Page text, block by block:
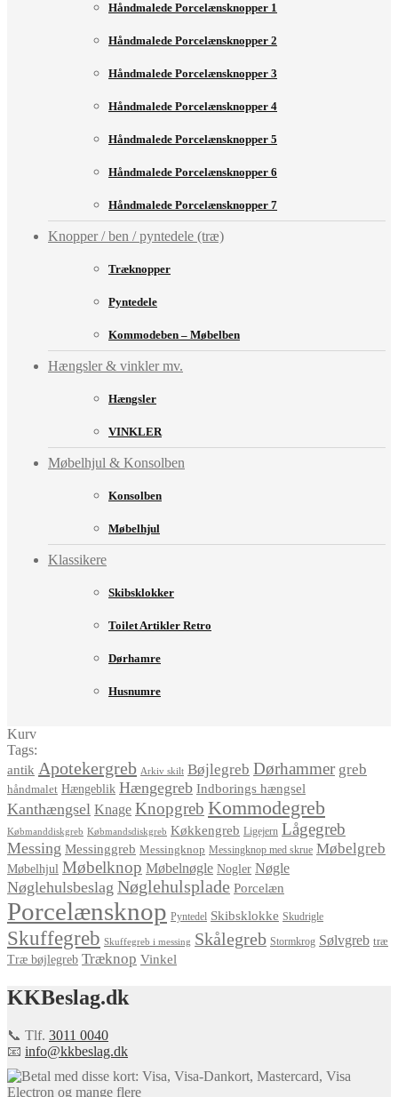
Håndmalede Porcelænsknopper 1
Håndmalede Porcelænsknopper 2
Håndmalede Porcelænsknopper 3
Håndmalede Porcelænsknopper 4
Håndmalede Porcelænsknopper 5
Håndmalede Porcelænsknopper 6
Håndmalede Porcelænsknopper 7
Knopper / ben / pyntedele (træ)
Træknopper
Pyntedele
Kommodeben – Møbelben
Hængsler & vinkler mv.
Hængsler
VINKLER
Møbelhjul & Konsolben
Konsolben
Møbelhjul
Klassikere
Skibsklokker
Toilet Artikler Retro
Dørhamre
Husnumre
Kurv
Tags:
antik Apotekergreb Arkiv skilt Bøjlegreb Dørhammer greb
håndmalet Hængeblik Hængegreb Indborings hængsel
Kanthængsel Knage Knopgreb Kommodegreb
Købmanddiskgreb Købmandsdiskgreb Køkkengreb Ligejern Lågegreb
Messing Messinggreb Messingknop Messingknop med skrue Møbelgreb
Møbelhjul Møbelknop Møbelnøgle Nogler Nøgle
Nøglehulsbeslag Nøglehulsplade Porcelæn
Porcelænsknop Pyntedel Skibsklokke Skudrigle
Skuffegreb Skuffegreb i messing Skålegreb Stormkrog Sølvgreb træ
Træ bøjlegreb Træknop Vinkel
KKBeslag.dk
📞 Tlf. 3011 0040
📧 info@kkbeslag.dk